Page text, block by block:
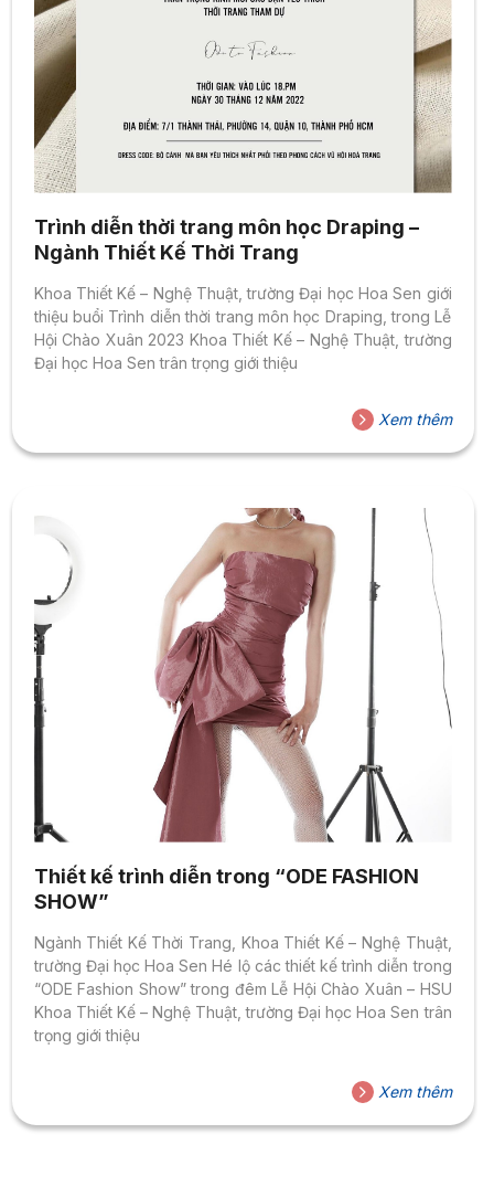
Trình diễn thời trang môn học Draping –
Ngành Thiết Kế Thời Trang
Khoa Thiết Kế – Nghệ Thuật, trường Đại học Hoa Sen giới
thiệu buổi Trình diễn thời trang môn học Draping, trong Lễ
Hội Chào Xuân 2023 Khoa Thiết Kế – Nghệ Thuật, trường
Đại học Hoa Sen trân trọng giới thiệu
Xem thêm
Thiết kế trình diễn trong “ODE FASHION
SHOW”
Ngành Thiết Kế Thời Trang, Khoa Thiết Kế – Nghệ Thuật,
trường Đại học Hoa Sen Hé lộ các thiết kế trình diễn trong
“ODE Fashion Show” trong đêm Lễ Hội Chào Xuân – HSU
Khoa Thiết Kế – Nghệ Thuật, trường Đại học Hoa Sen trân
trọng giới thiệu
Xem thêm